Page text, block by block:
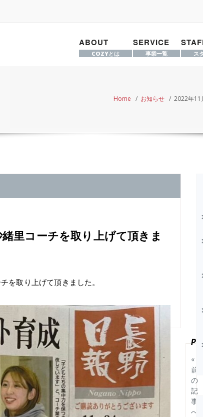
ABOUT
COZYとは
SERVICE
事業一覧 ス
Home / お知らせ / 2022年11
里コーチを取り上げて頂きま
を取り上げて頂きました。
«
前
の
記
事
へ